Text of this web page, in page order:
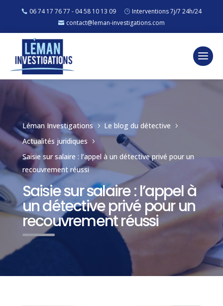
06 74 17 76 77 - 04 58 10 13 09
Interventions 7j/7 24h/24
contact@leman-investigations.com
Léman Investigations 5 Le blog du détective 5
Actualités juridiques 5
Saisie sur salaire : l’appel à un détective privé pour un
recouvrement réussi
Saisie sur salaire : l’appel à
un détective privé pour un
recouvrement réussi